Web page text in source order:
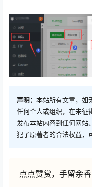
声明： 本站所有文章，如
任何个人或组织，在未征
发布本站内容到任何网站
犯了原著者的合法权益，
点点赞赏，手留余香